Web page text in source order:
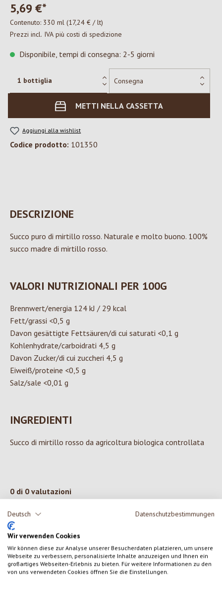
Deutsch Datenschutzbestimmungen
Wir verwenden Cookies
Wir können diese zur Analyse unserer Besucherdaten platzieren, um unsere
Webseite zu verbessern, personalisierte Inhalte anzuzeigen und Ihnen ein
großartiges Webseiten-Erlebnis zu bieten. Für weitere Informationen zu den
von uns verwendeten Cookies öffnen Sie die Einstellungen.
5,69 €*
Contenuto: 330 ml (17,24 € / lt)
Prezzi incl. IVA più costi di spedizione
Disponibile, tempi di consegna: 2-5 giorni
METTI NELLA CASSETTA
Aggiungi alla wishlist
Codice prodotto: 101350
DESCRIZIONE
Succo puro di mirtillo rosso. Naturale e molto buono. 100%
succo madre di mirtillo rosso.
VALORI NUTRIZIONALI PER 100G
Brennwert/energia 124 kJ / 29 kcal
Fett/grassi <0,5 g
Davon gesättigte Fettsäuren/di cui saturati <0,1 g
Kohlenhydrate/carboidrati 4,5 g
Davon Zucker/di cui zuccheri 4,5 g
Eiweiß/proteine <0,5 g
Salz/sale <0,01 g
INGREDIENTI
Succo di mirtillo rosso da agricoltura biologica controllata
0 di 0 valutazioni
Valutazione media di 0 su 5 stelle
Formula una valutazione!
SCRIVERE UNA RECENSIONE